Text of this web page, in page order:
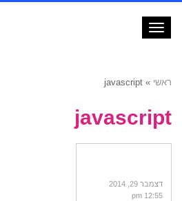
תפריט
ראשי »
javascript
javascript
דצמבר 29, 2014
12:55 pm